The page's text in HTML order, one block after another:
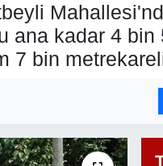
ana kadar 4
7 bin